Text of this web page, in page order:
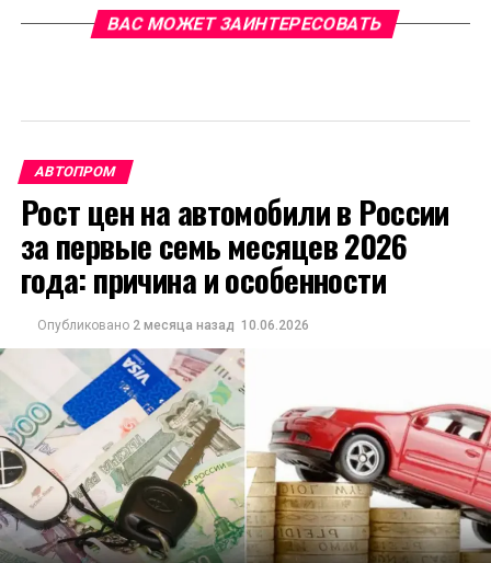
ВАС МОЖЕТ ЗАИНТЕРЕСОВАТЬ
АВТОПРОМ
Рост цен на автомобили в России
за первые семь месяцев 2026
года: причина и особенности
Опубликовано 2 месяца назад 10.06.2026